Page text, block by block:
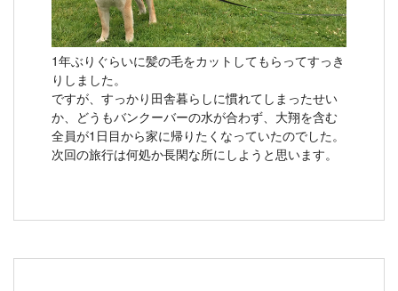
1年ぶりぐらいに髪の毛をカットしてもらってすっき
りしました。
ですが、すっかり田舎暮らしに慣れてしまったせい
か、どうもバンクーバーの水が合わず、大翔を含む
全員が1日目から家に帰りたくなっていたのでした。
次回の旅行は何処か長閑な所にしようと思います。